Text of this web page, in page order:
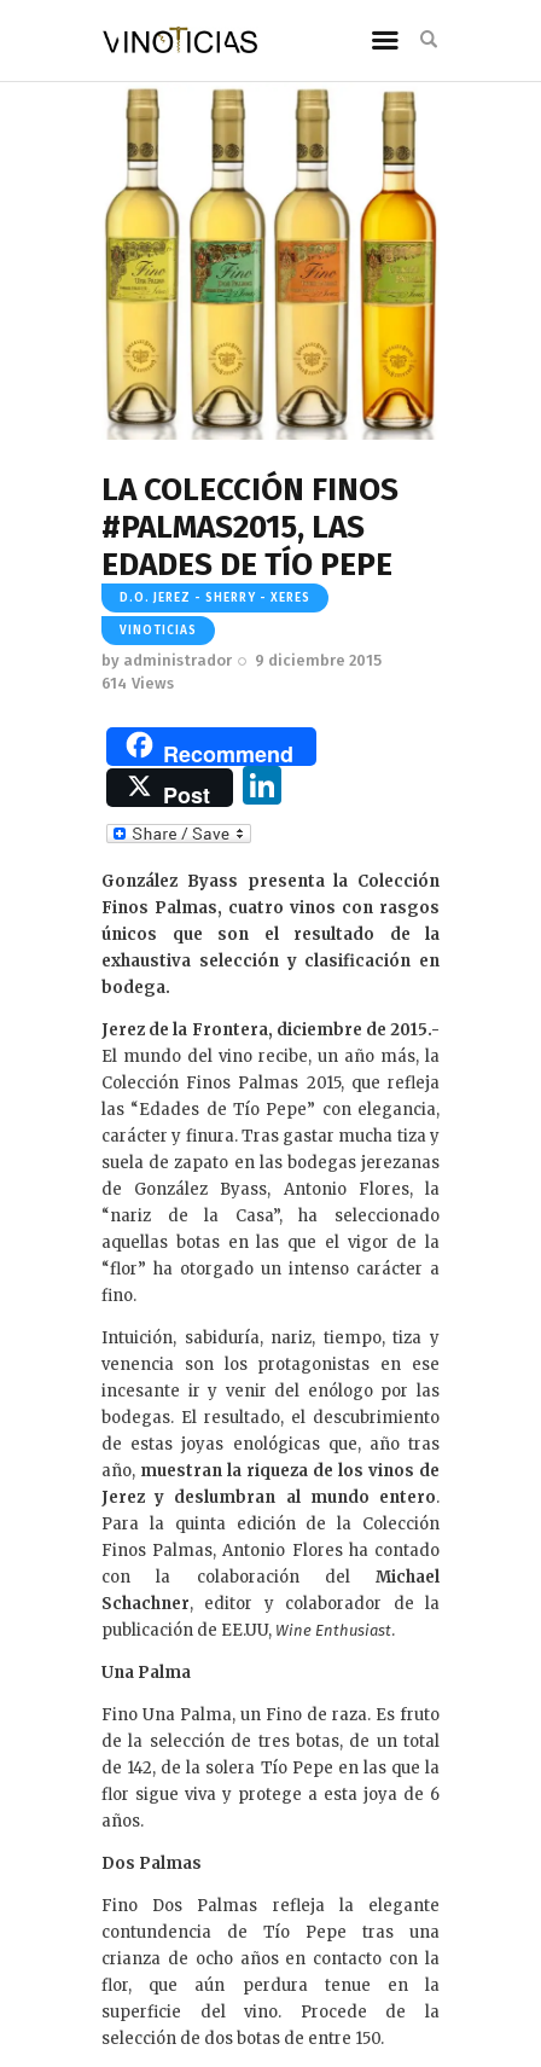
LA COLECCIÓN FINOS
#PALMAS2015, LAS
EDADES DE TÍO PEPE
D.O. JEREZ - SHERRY - XERES
VINOTICIAS
by administrador
9 diciembre 2015
614 Views
Recommend
Post
e
dI
n
González Byass presenta la Colección
Finos Palmas, cuatro vinos con rasgos
únicos que son el resultado de la
exhaustiva selección y clasificación en
bodega.
Jerez de la Frontera, diciembre de 2015.-
El mundo del vino recibe, un año más, la
Colección Finos Palmas 2015, que refleja
las “Edades de Tío Pepe” con elegancia,
carácter y finura. Tras gastar mucha tiza y
suela de zapato en las bodegas jerezanas
de González Byass, Antonio Flores, la
“nariz de la Casa”, ha seleccionado
aquellas botas en las que el vigor de la
“flor” ha otorgado un intenso carácter a
fino.
Intuición, sabiduría, nariz, tiempo, tiza y
venencia son los protagonistas en ese
incesante ir y venir del enólogo por las
bodegas. El resultado, el descubrimiento
de estas joyas enológicas que, año tras
año, muestran la riqueza de los vinos de
Jerez y deslumbran al mundo entero.
Para la quinta edición de la Colección
Finos Palmas, Antonio Flores ha contado
con la colaboración del Michael
Schachner, editor y colaborador de la
publicación de EE.UU, Wine Enthusiast.
Una Palma
Fino Una Palma, un Fino de raza. Es fruto
de la selección de tres botas, de un total
de 142, de la solera Tío Pepe en las que la
flor sigue viva y protege a esta joya de 6
años.
Dos Palmas
Fino Dos Palmas refleja la elegante
contundencia de Tío Pepe tras una
crianza de ocho años en contacto con la
flor, que aún perdura tenue en la
superficie del vino. Procede de la
selección de dos botas de entre 150.